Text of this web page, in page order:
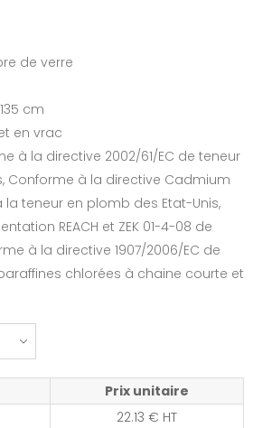
de verre
cm
en vrac
à la directive 2002/61/EC de teneur
Conforme à la directive Cadmium
la teneur en plomb des Etat-Unis,
REACH et ZEK 01-4-08 de
à la directive 1907/2006/EC de
chlorées à chaine courte et
Prix unitaire
22.13 € HT